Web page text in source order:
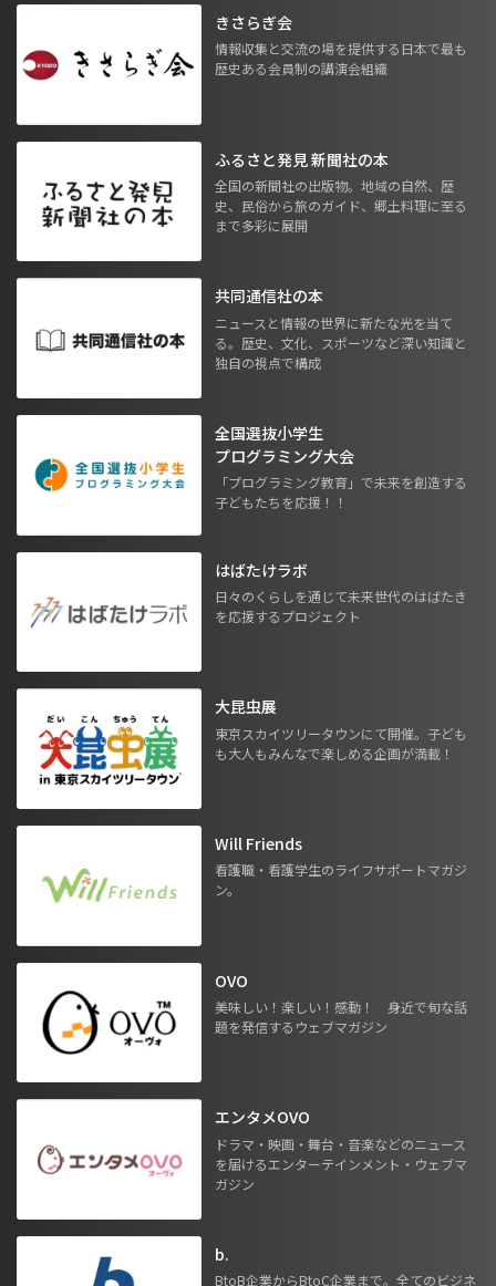
きさらぎ会
情報収集と交流の場を提供する日本で最も
歴史ある会員制の講演会組織
ふるさと発見 新聞社の本
全国の新聞社の出版物。地域の自然、歴
史、民俗から旅のガイド、郷土料理に至る
まで多彩に展開
共同通信社の本
ニュースと情報の世界に新たな光を当て
る。歴史、文化、スポーツなど深い知識と
独自の視点で構成
全国選抜小学生
プログラミング大会
「プログラミング教育」で未来を創造する
子どもたちを応援！！
はばたけラボ
日々のくらしを通じて未来世代のはばたき
を応援するプロジェクト
大昆虫展
東京スカイツリータウンにて開催。子ども
も大人もみんなで楽しめる企画が満載！
Will Friends
看護職・看護学生のライフサポートマガジ
ン。
OVO
美味しい！楽しい！感動！ 身近で旬な話
題を発信するウェブマガジン
エンタメOVO
ドラマ・映画・舞台・音楽などのニュース
を届けるエンターテインメント・ウェブマ
ガジン
b.
BtoB企業からBtoC企業まで。全てのビジネ